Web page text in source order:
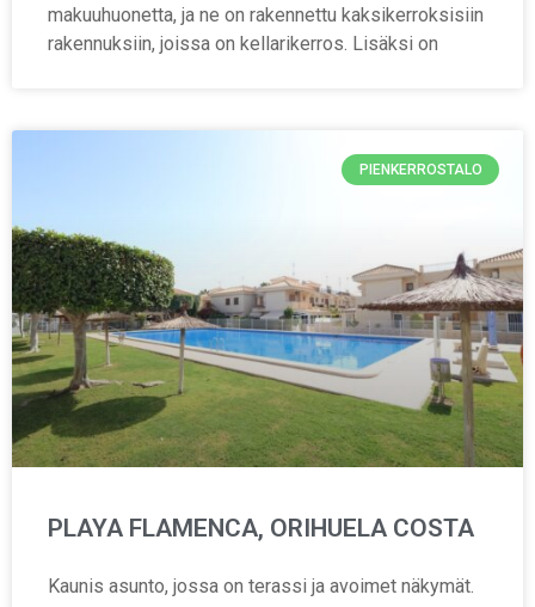
makuuhuonetta, ja ne on rakennettu kaksikerroksisiin
rakennuksiin, joissa on kellarikerros. Lisäksi on
PIENKERROSTALO
PLAYA FLAMENCA, ORIHUELA COSTA
Kaunis asunto, jossa on terassi ja avoimet näkymät.